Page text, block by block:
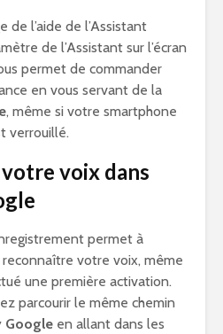
l’aide de l’Assistant
de l’Assistant sur l’écran
permet de commander
en vous servant de la
, même si votre smartphone
verrouillé.
voix dans
permet à
votre voix, même
une première activation.
parcourir le même chemin
Google en allant dans les